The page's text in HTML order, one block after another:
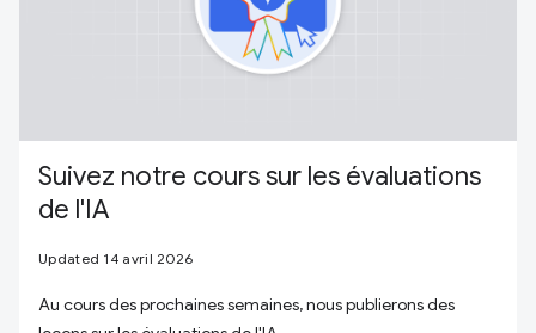
Suivez notre cours sur les évaluations
de l'IA
Updated 14 avril 2026
Au cours des prochaines semaines, nous publierons des